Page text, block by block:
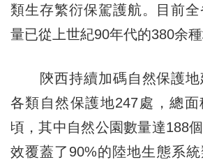
類生存繁衍保駕護航。目前
量已從上世紀90年代的380余種
陝西持續加碼自然保護地
各類自然保護地247處，總面
頃，其中自然公園數量達188
效覆蓋了90%的陸地生態系